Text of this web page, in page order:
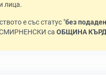
лица.
е със статус "без
са ОБЩИНА